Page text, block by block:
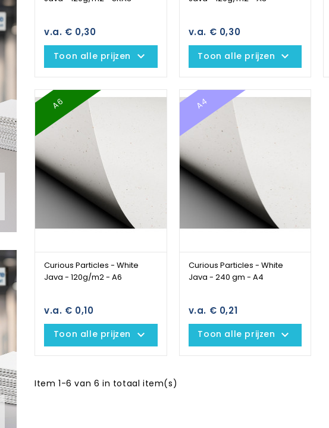
v.a. € 0,30
Toon alle prijzen keyboard_arrow_down
v.a. € 0,30
Toon alle prijzen keyboard_arrow_down
A6
Curious Particles - White
Java - 120g/m2 - A6
v.a. € 0,10
Toon alle prijzen keyboard_arrow_down
A4
Curious Particles - White
Java - 240 gm - A4
v.a. € 0,21
Toon alle prijzen keyboard_arrow_down
Item 1-6 van 6 in totaal item(s)